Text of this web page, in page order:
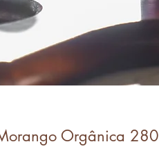
Orgânica